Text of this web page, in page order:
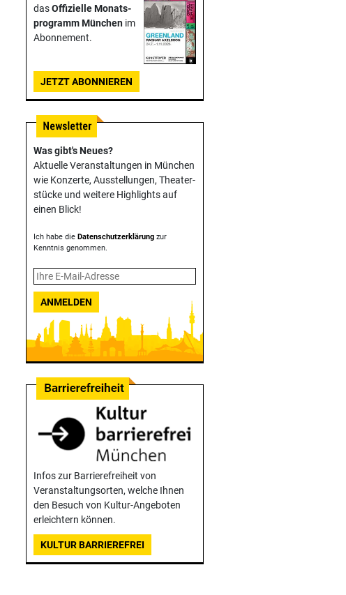
dasOffizielle Monats­
programm München im
Abonnement.
JETZT ABONNIEREN
Was gibt's Neues?
Aktuelle Veranstaltungen in München
wie Konzerte, Ausstellungen, Theater­
stücke und weitere Highlights auf
einen Blick!
Ich habe die Datenschutzerklärung zur
Kenntnis genommen.
ANMELDEN
Infos zur Barrierefreiheit von
Veranstaltungsorten, welche Ihnen
den Besuch von Kultur-Angeboten
erleichtern können.
KULTUR BARRIEREFREI